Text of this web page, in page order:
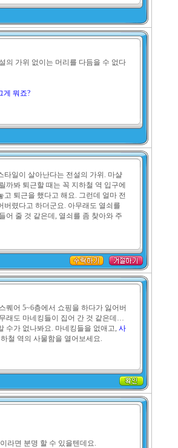
의 가위 없이는 머리를 다듬을 수 없다
게 뭐죠?
타일이 살아난다는 전설의 가위. 마샬
까봐 퇴근할 때는 꼭 지하철 역 입구에
고 퇴근을 했다고 해요. 그런데 얼마 전
버렸다고 하더군요. 아무래도 열쇠를
어 줄 것 같은데, 열쇠를 좀 찾아와 주
퀘어 5~6층에서 쇼핑을 하다가 잃어버
래도 마네킹들이 집어 간 것 같은데…
수가 없나봐요. 마네킹들을 없애고, 사
철 역의 사물함을 열어보세요.
라면 분명 할 수 있을텐데요.